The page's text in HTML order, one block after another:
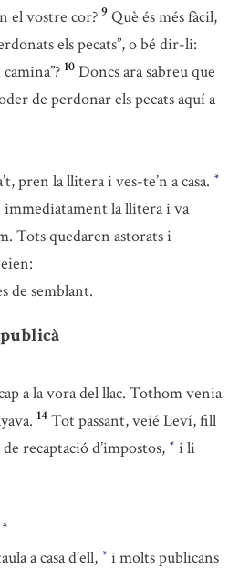
el vostre cor? 9 Què és més fàcil,
els pecats”, o bé dir-li:
10 Doncs ara sabreu que
de perdonar els pecats aquí a
pren la llitera i ves-te’n a casa. *
immediatament la llitera i va
Tots quedaren astorats i
de semblant.
a la vora del llac. Tothom venia
14 Tot passant, veié Leví, fill
recaptació d’impostos, * i li
*
a casa d’ell, * i molts publicans